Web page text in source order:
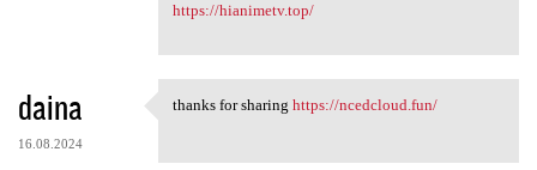
https://hianimetv.top/
daina
16.08.2024
thanks for sharing https:/
thanks for sharing https://ncedcloud.fun/